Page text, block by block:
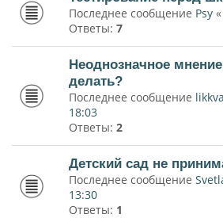
Последнее сообщение Psy «
Ответы: 7
Неоднозначное
делать?
Последнее сообщение likkva
18:03
Ответы: 2
Детский сад не
Последнее сообщение
13:30
Ответы: 1